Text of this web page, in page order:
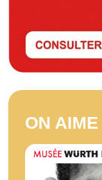
ON AIME